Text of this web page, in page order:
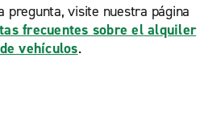
pregunta, visite nuestra página
frecuentes sobre el alquiler
de vehículos.